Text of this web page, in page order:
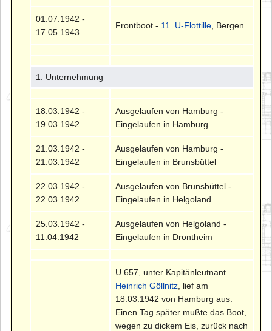
01.07.1942 -
17.05.1943
Frontboot - 11. U-Flottille , Bergen
1. Unternehmung
18.03.1942 -
19.03.1942
Ausgelaufen von Hamburg -
Eingelaufen in Hamburg
21.03.1942 -
21.03.1942
Ausgelaufen von Hamburg -
Eingelaufen in Brunsbüttel
22.03.1942 -
22.03.1942
Ausgelaufen von Brunsbüttel -
Eingelaufen in Helgoland
25.03.1942 -
11.04.1942
Ausgelaufen von Helgoland -
Eingelaufen in Drontheim
U 657, unter Kapitänleutnant
Heinrich Göllnitz , lief am
18.03.1942 von Hamburg aus.
Einen Tag später mußte das Boot,
wegen zu dickem Eis, zurück nach